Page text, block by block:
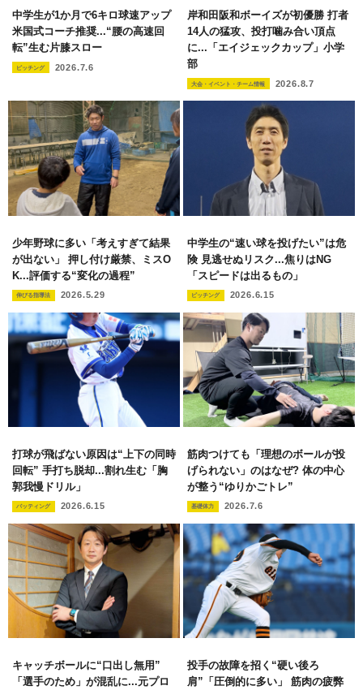
中学生が1か月で6キロ球速アップ
米国式コーチ推奨...“腰の高速回
転”生む片膝スロー
ピッチング 2026.7.6
岸和田阪和ボーイズが初優勝 打者
14人の猛攻、投打噛み合い頂点
に...「エイジェックカップ」小学
部
大会・イベント・チーム情報 2026.8.7
少年野球に多い「考えすぎて結果
が出ない」 押し付け厳禁、ミスO
K...評価する“変化の過程”
伸びる指導法 2026.5.29
中学生の“速い球を投げたい”は危
険 見逃せぬリスク...焦りはNG
「スピードは出るもの」
ピッチング 2026.6.15
打球が飛ばない原因は“上下の同時
回転” 手打ち脱却...割れ生む「胸
郭我慢ドリル」
バッティング 2026.6.15
筋肉つけても「理想のボールが投
げられない」のはなぜ? 体の中心
が整う“ゆりかごトレ”
基礎体力 2026.7.6
キャッチボールに“口出し無用”
「選手のため」が混乱に...元プロ
投手の故障を招く“硬い後ろ
肩”「圧倒的に多い」 筋肉の疲弊